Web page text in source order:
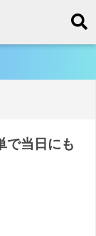
で当日にも